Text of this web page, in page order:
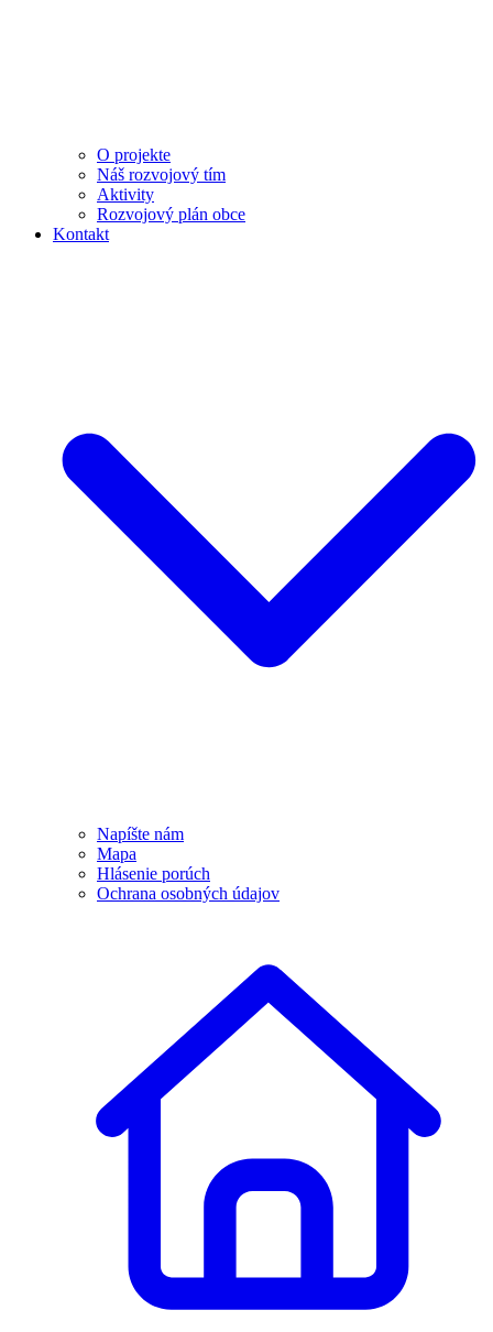
O projekte
Náš rozvojový tím
Aktivity
Rozvojový plán obce
Kontakt
Napíšte nám
Mapa
Hlásenie porúch
Ochrana osobných údajov